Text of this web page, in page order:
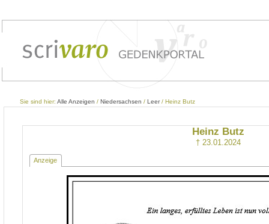
Sie sind hier: Alle Anzeigen / Niedersachsen / Leer/ Heinz Butz
Heinz Butz
† 23.01.2024
Anzeige